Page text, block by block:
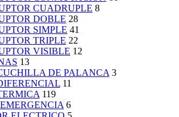
CUADRUPLE 8
DOBLE 28
SIMPLE 41
TRIPLE 22
VISIBLE 12
13
DE PALANCA 3
11
119
6